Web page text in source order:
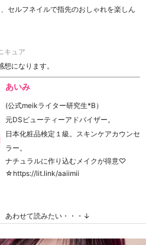
セルフネイルで指先のおしゃれを楽しん
キュア
になります。
あいみ
(公式meikライター研究生*B）
元DSビューティーアドバイザー。
日本化粧品検定１級。スキンケアカウンセ
ラー。
ナチュラルに作り込むメイクが得意♡
☆https://lit.link/aaiimii
あわせて読みたい・・・↓